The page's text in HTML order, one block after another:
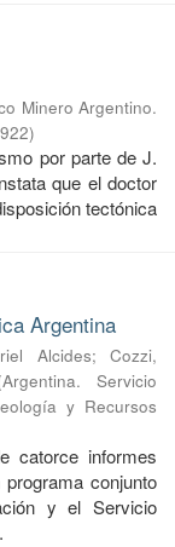
Minero Argentino.
)
por parte de J.
que el doctor
tectónica
Argentina
Alcides;Cozzi,
Argentina. Servicio
y Recursos
catorce informes
conjunto
y el Servicio